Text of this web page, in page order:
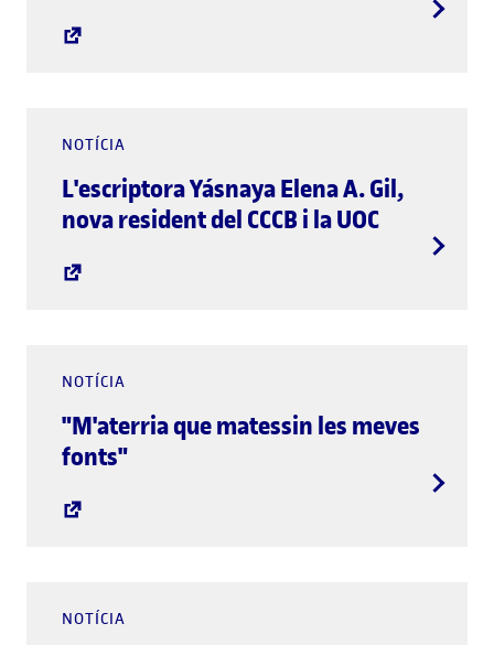
NOTÍCIA
L'escriptora Yásnaya Elena A. Gil,
nova resident del CCCB i la UOC
NOTÍCIA
"M'aterria que matessin les meves
fonts"
NOTÍCIA